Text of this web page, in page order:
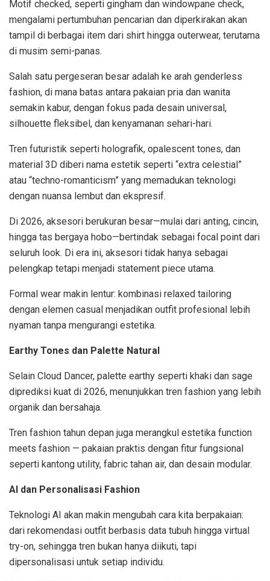
Motif checked, seperti gingham dan windowpane check,
mengalami pertumbuhan pencarian dan diperkirakan akan
tampil di berbagai item dari shirt hingga outerwear, terutama
di musim semi-panas.
Salah satu pergeseran besar adalah ke arah genderless
fashion, di mana batas antara pakaian pria dan wanita
semakin kabur, dengan fokus pada desain universal,
silhouette fleksibel, dan kenyamanan sehari-hari.
Tren futuristik seperti holografik, opalescent tones, dan
material 3D diberi nama estetik seperti “extra celestial”
atau “techno-romanticism” yang memadukan teknologi
dengan nuansa lembut dan ekspresif.
Di 2026, aksesori berukuran besar—mulai dari anting, cincin,
hingga tas bergaya hobo—bertindak sebagai focal point dari
seluruh look. Di era ini, aksesori tidak hanya sebagai
pelengkap tetapi menjadi statement piece utama.
Formal wear makin lentur: kombinasi relaxed tailoring
dengan elemen casual menjadikan outfit profesional lebih
nyaman tanpa mengurangi estetika.
Earthy Tones dan Palette Natural
Selain Cloud Dancer, palette earthy seperti khaki dan sage
diprediksi kuat di 2026, menunjukkan tren fashion yang lebih
organik dan bersahaja.
Tren fashion tahun depan juga merangkul estetika function
meets fashion — pakaian praktis dengan fitur fungsional
seperti kantong utility, fabric tahan air, dan desain modular.
AI dan Personalisasi Fashion
Teknologi AI akan makin mengubah cara kita berpakaian:
dari rekomendasi outfit berbasis data tubuh hingga virtual
try-on, sehingga tren bukan hanya diikuti, tapi
dipersonalisasi untuk setiap individu.